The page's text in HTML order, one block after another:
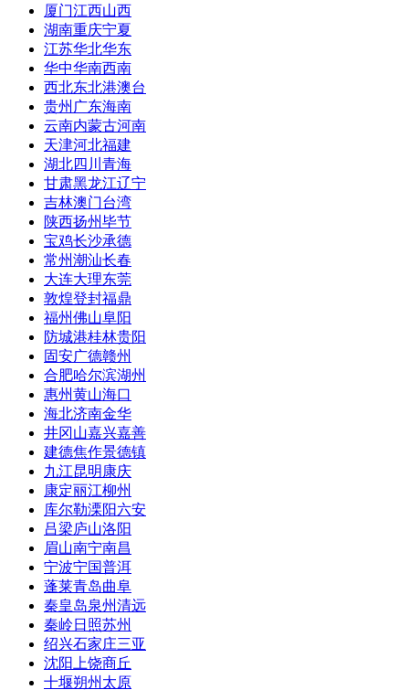
厦门江西山西
湖南重庆宁夏
江苏华北华东
华中华南西南
西北东北港澳台
贵州 广东海南
云南内蒙古河南
天津河北福建
湖北四川 青海
甘肃黑龙江辽宁
吉林澳门台湾
陕西扬州毕节
宝鸡长沙承德
常州潮汕长春
大连大理东莞
敦煌登封福鼎
福州佛山阜阳
防城港桂林贵阳
固安广德赣州
合肥哈尔滨湖州
惠州黄山海口
海北济南金华
井冈山嘉兴嘉善
建德焦作景德镇
九江昆明 康庆
康定丽江柳州
库尔勒溧阳六安
吕梁庐山洛阳
眉山南宁南昌
宁波宁国普洱
蓬莱青岛曲阜
秦皇岛泉州清远
秦岭日照苏州
绍兴石家庄三亚
沈阳 上饶商丘
十堰朔州 太原